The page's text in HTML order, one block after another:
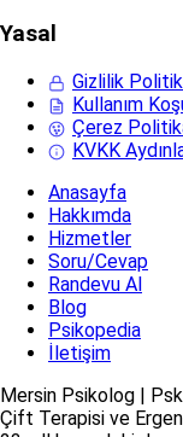
Yasal
Gizlilik
Kullanım
Çerez
KVKK
Anasayfa
Hakkımda
Hizmetler
Soru/Cevap
Randevu Al
Blog
Psikopedia
İletişim
Mersin Psikolog |
Çift Terapisi ve